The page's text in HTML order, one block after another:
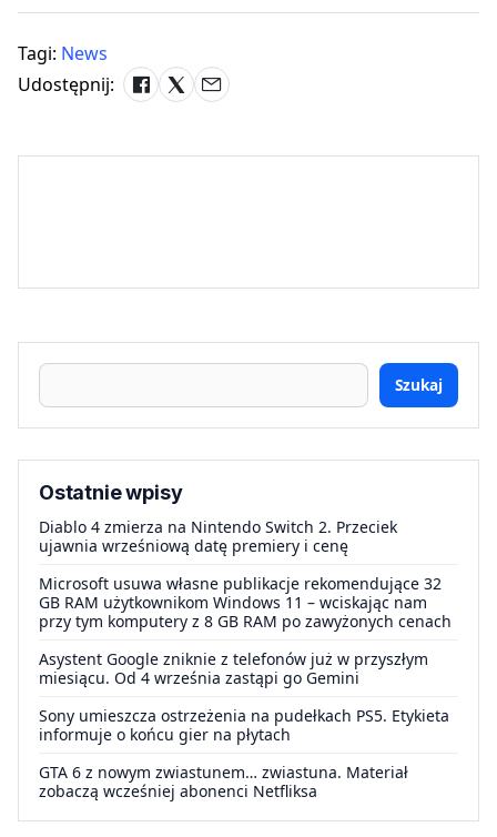
Tagi: News
Udostępnij:
Szukaj
Ostatnie wpisy
Diablo 4 zmierza na Nintendo Switch 2. Przeciek
ujawnia wrześniową datę premiery i cenę
Microsoft usuwa własne publikacje rekomendujące 32
GB RAM użytkownikom Windows 11 – wciskając nam
przy tym komputery z 8 GB RAM po zawyżonych cenach
Asystent Google zniknie z telefonów już w przyszłym
miesiącu. Od 4 września zastąpi go Gemini
Sony umieszcza ostrzeżenia na pudełkach PS5. Etykieta
informuje o końcu gier na płytach
GTA 6 z nowym zwiastunem… zwiastuna. Materiał
zobaczą wcześniej abonenci Netfliksa